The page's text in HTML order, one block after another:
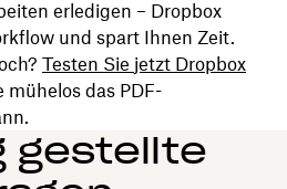
erledigen – Dropbox
und spart Ihnen Zeit.
Testen Sie jetzt Dropbox
mühelos das PDF-
gestellte